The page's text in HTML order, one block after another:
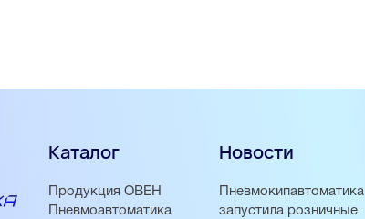
Каталог
Продукция ОВЕН
Пневмоавтоматика
Новости
Пневмокипавтоматика
запустила розничные